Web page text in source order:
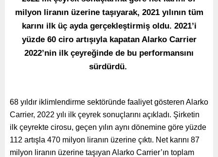
milyon liranın üzerine taşıyarak, 2021 yılının tüm
karını ilk üç ayda gerçekleştirmiş oldu. 2021’i
yüzde 60 ciro artışıyla kapatan Alarko Carrier
2022’nin ilk çeyreğinde de bu performansını
sürdürdü.
68 yıldır iklimlendirme sektöründe faaliyet gösteren Alarko
Carrier, 2022 yılı ilk çeyrek sonuçlarını açıkladı. Şirketin
ilk çeyrekte cirosu, geçen yılın aynı dönemine göre yüzde
112 artışla 470 milyon liranın üzerine çıktı. Net karını 87
milyon liranın üzerine taşıyan Alarko Carrier’ın toplam